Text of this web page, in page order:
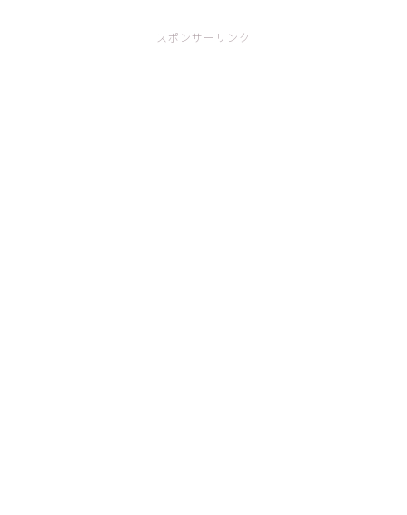
スポンサーリンク